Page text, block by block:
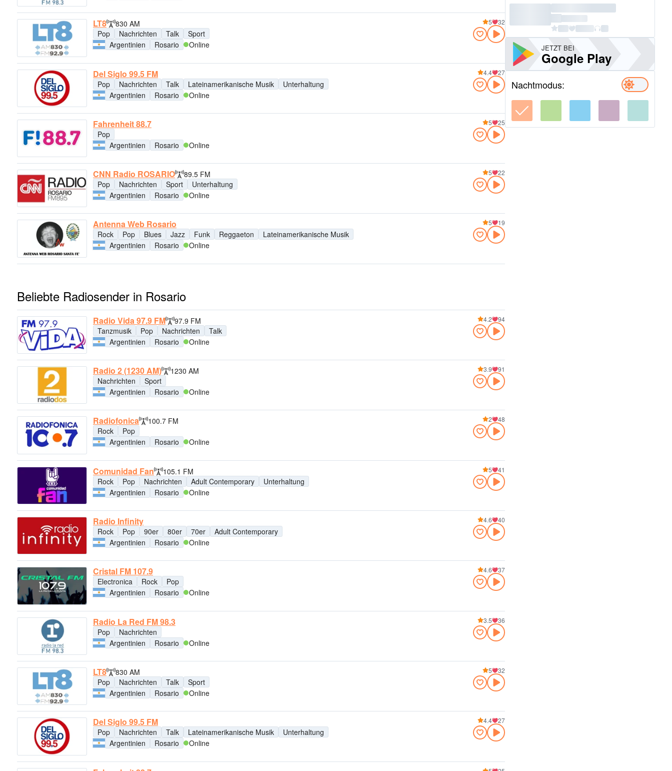
LT8
830 AM
Pop
Nachrichten Talk
Sport
Argentinien
Rosario Online
5 32
Del Siglo 99.5 FM
Pop Nachrichten Talk Lateinamerikanische Musik
Unterhaltung
Argentinien
Rosario Online
4.4 27
Fahrenheit 88.7
Pop
Argentinien
Rosario Online
5 25
CNN Radio ROSARIO
89.5 FM
Pop
Nachrichten Sport
Unterhaltung
Argentinien
Rosario Online
5 22
Antenna Web Rosario
Rock Pop Blues Jazz Funk Reggaeton
Lateinamerikanische Musik
Argentinien
Rosario Online
5 19
Beliebte Radiosender in Rosario
Radio Vida 97.9 FM
97.9 FM
Tanzmusik
Pop Nachrichten
Talk
Argentinien
Rosario Online
4.2 94
Radio 2 (1230 AM)
1230 AM
Nachrichten
Sport
Argentinien
Rosario Online
3.9 91
Radiofonica
100.7 FM
Rock
Pop
Argentinien
Rosario Online
2 48
Comunidad Fan
105.1 FM
Rock
Pop Nachrichten Adult Contemporary
Unterhaltung
Argentinien
Rosario Online
5 41
Radio Infinity
Rock Pop 90er 80er 70er
Adult Contemporary
Argentinien
Rosario Online
4.6 40
Cristal FM 107.9
Electronica Rock
Pop
Argentinien
Rosario Online
4.6 37
Radio La Red FM 98.3
Pop
Nachrichten
Argentinien
Rosario Online
3.5 36
LT8
830 AM
Pop
Nachrichten Talk
Sport
Argentinien
Rosario Online
5 32
Del Siglo 99.5 FM
Pop Nachrichten Talk Lateinamerikanische Musik
Unterhaltung
Argentinien
Rosario Online
4.4 27
JETZT BEI
Google Play
Nachtmodus: